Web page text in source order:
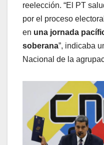
reelección. “El PT
por el proceso
en una jornada
soberana”, indicaba
Nacional de la